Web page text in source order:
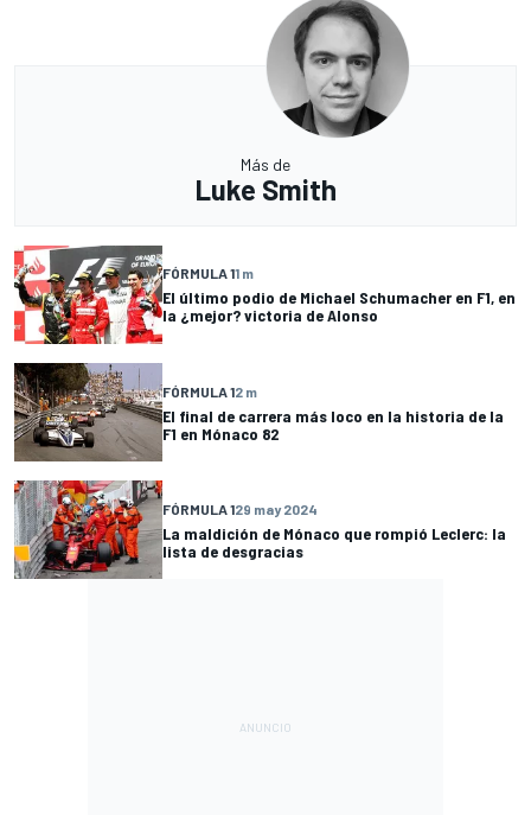
Más de
Luke Smith
FÓRMULA 11 m
El último podio de Michael Schumacher en F1, en
la ¿mejor? victoria de Alonso
FÓRMULA 12 m
El final de carrera más loco en la historia de la
F1 en Mónaco 82
FÓRMULA 129 may 2024
La maldición de Mónaco que rompió Leclerc: la
lista de desgracias